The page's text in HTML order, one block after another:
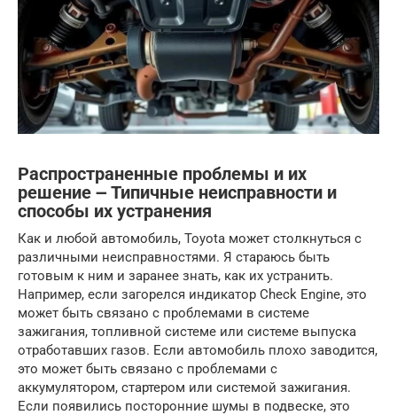
Распространенные проблемы и их
решение ౼ Типичные неисправности и
способы их устранения
Как и любой автомобиль, Toyota может столкнуться с
различными неисправностями. Я стараюсь быть
готовым к ним и заранее знать, как их устранить.
Например, если загорелся индикатор Check Engine, это
может быть связано с проблемами в системе
зажигания, топливной системе или системе выпуска
отработавших газов. Если автомобиль плохо заводится,
это может быть связано с проблемами с
аккумулятором, стартером или системой зажигания.
Если появились посторонние шумы в подвеске, это